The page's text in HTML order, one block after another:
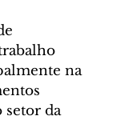
na
setor da